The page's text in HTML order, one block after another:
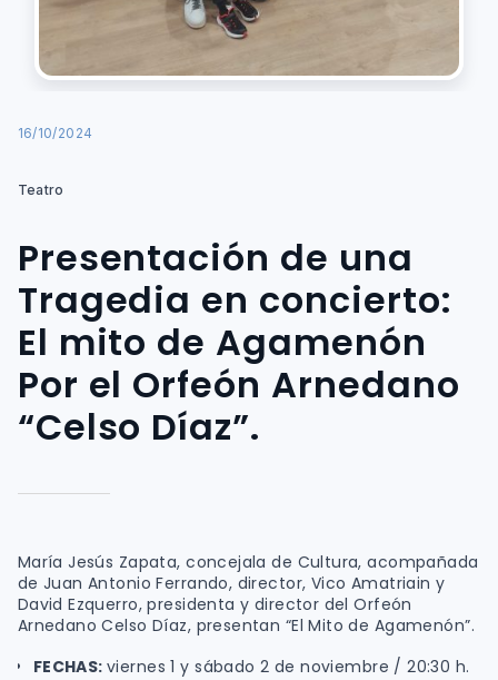
16/10/2024
Teatro
Presentación de una
Tragedia en concierto:
El mito de Agamenón
Por el Orfeón Arnedano
“Celso Díaz”.
María Jesús Zapata, concejala de Cultura, acompañada
de Juan Antonio Ferrando, director, Vico Amatriain y
David Ezquerro, presidenta y director del Orfeón
Arnedano Celso Díaz, presentan “El Mito de Agamenón”.
FECHAS:viernes 1 y sábado 2 de noviembre / 20:30 h.